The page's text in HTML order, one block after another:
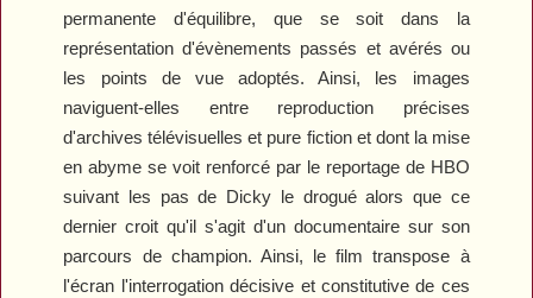
permanente d'équilibre, que se soit dans la
représentation d'évènements passés et avérés ou
les points de vue adoptés. Ainsi, les images
naviguent-elles entre reproduction précises
d'archives télévisuelles et pure fiction et dont la mise
en abyme se voit renforcé par le reportage de HBO
suivant les pas de Dicky le drogué alors que ce
dernier croit qu'il s'agit d'un documentaire sur son
parcours de champion. Ainsi, le film transpose à
l'écran l'interrogation décisive et constitutive de ces